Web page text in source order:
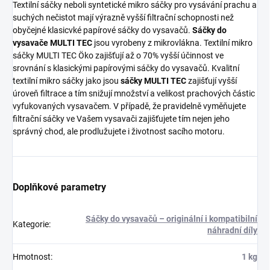
Textilní sáčky neboli syntetické mikro sáčky pro vysávání prachu a
suchých nečistot mají výrazně vyšší filtrační schopnosti než
obyčejné klasicvké papírové sáčky do vysavačů. Sáčky do
vysavače MULTI TEC jsou vyrobeny z mikrovlákna. Textilní mikro
sáčky MULTI TEC Öko zajišťují až o 70% vyšší účinnost ve
srovnání s klasickými papírovými sáčky do vysavačů. Kvalitní
textilní mikro sáčky jako jsou sáčky MULTI TECzajišťují vyšší
úroveň filtrace a tím snižují množství a velikost prachových částic
vyfukovaných vysavačem. V případě, že pravidelně vyměňujete
filtrační sáčky ve Vašem vysavači zajišťujete tím nejen jeho
správný chod, ale prodlužujete i životnost sacího motoru.
Doplňkové parametry
Kategorie:
Sáčky do vysavačů – originální i kompatibilní
náhradní díly
Hmotnost: 1 kg